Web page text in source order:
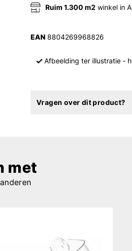
Ruim 1.300 m2 winkel in
EAN8804269968826
Afbeelding ter illustratie -
Vragen over dit product?
met